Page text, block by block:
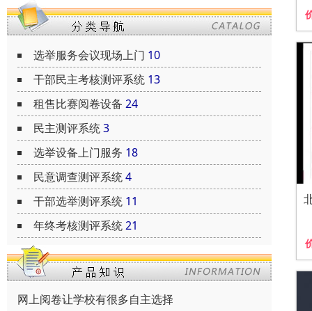
选举服务会议现场上门 10
干部民主考核测评系统 13
租售比赛阅卷设备 24
民主测评系统3
选举设备上门服务 18
民意调查测评系统4
干部选举测评系统 11
年终考核测评系统21
网上阅卷让学校有很多自主选择